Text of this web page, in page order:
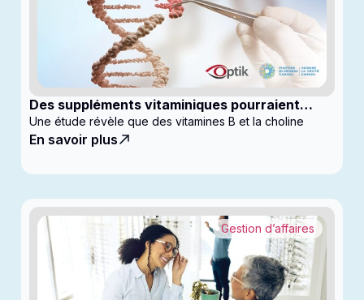
Des suppléments vitaminiques pourraient
ralentir la progression du glaucome
Une étude révèle que des vitamines B et la choline
En savoir plus
Gestion d’affaires